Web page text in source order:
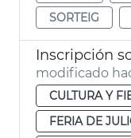
SORTEIG
modificado
CULTURA Y
FERIA DE